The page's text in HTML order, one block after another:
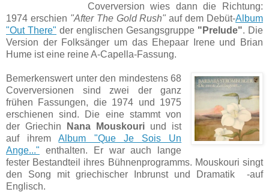
Coverversion wies dann die Richtung:
1974 erschien "After The Gold Rush" auf dem Debüt-Album
"Out There" der englischen Gesangsgruppe "Prelude". Die
Version der Folksänger um das Ehepaar Irene und Brian
Hume ist eine reine A-Capella-Fassung.
Bemerkenswert unter den mindestens 68
Coverversionen sind zwei der ganz
frühen Fassungen, die 1974 und 1975
erschienen sind. Die eine stammt von
der Griechin
Nana Mouskouri und ist
auf ihremAlbum "Que Je Sois Un
Ange..." enthalten. Er war auch lange
fester Bestandteil ihres Bühnenprogramms. Mouskouri singt
den Song mit griechischer Inbrunst und Dramatik -auf
Englisch.